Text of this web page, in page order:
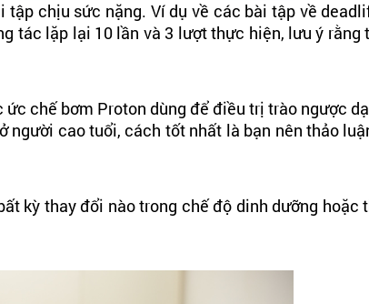
chịu sức nặng. Ví dụ về các bài tập về
tác lặp lại 10 lần và 3 lượt thực hiện, lưu ý rằng
chế bơm Proton dùng để điều trị trào ngược
cao tuổi, cách tốt nhất là bạn nên thảo
kỳ thay đổi nào trong chế độ dinh dưỡng hoặc